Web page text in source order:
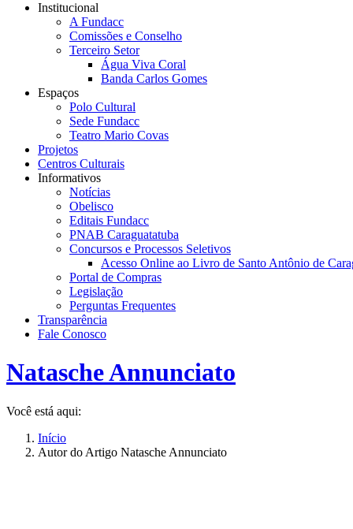
Institucional
A Fundacc
Comissões e Conselho
Terceiro Setor
Água Viva Coral
Banda Carlos Gomes
Espaços
Polo Cultural
Sede Fundacc
Teatro Mario Covas
Projetos
Centros Culturais
Informativos
Notícias
Obelisco
Editais Fundacc
PNAB Caraguatatuba
Concursos e Processos Seletivos
Acesso Online ao Livro de Santo Antônio de
Portal de Compras
Legislação
Perguntas Frequentes
Transparência
Fale Conosco
Natasche Annunciato
Você está aqui:
Início
Autor do Artigo Natasche Annunciato